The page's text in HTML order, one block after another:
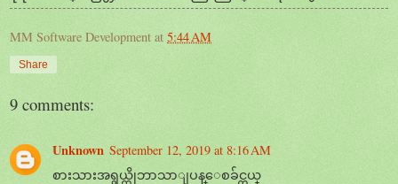
MM Software Development at 5:44 AM
Share
9 comments:
Unknown September 12, 2019 at 8:16 AM
စားသားအရွယ္ကိုဘာသာျပန္ေစခ်င္တယ္